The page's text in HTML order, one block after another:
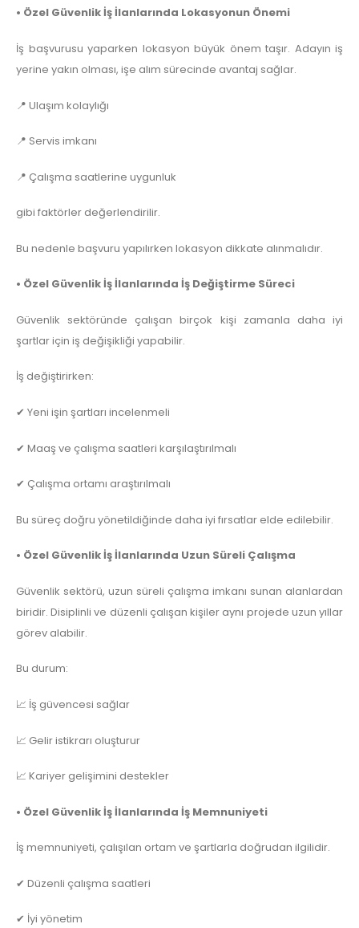
• Özel Güvenlik İş İlanlarında Lokasyonun Önemi
İş başvurusu yaparken lokasyon büyük önem taşır. Adayın iş
yerine yakın olması, işe alım sürecinde avantaj sağlar.
📍 Ulaşım kolaylığı
📍 Servis imkanı
📍 Çalışma saatlerine uygunluk
gibi faktörler değerlendirilir.
Bu nedenle başvuru yapılırken lokasyon dikkate alınmalıdır.
• Özel Güvenlik İş İlanlarında İş Değiştirme Süreci
Güvenlik sektöründe çalışan birçok kişi zamanla daha iyi
şartlar için iş değişikliği yapabilir.
İş değiştirirken:
✔ Yeni işin şartları incelenmeli
✔ Maaş ve çalışma saatleri karşılaştırılmalı
✔ Çalışma ortamı araştırılmalı
Bu süreç doğru yönetildiğinde daha iyi fırsatlar elde edilebilir.
• Özel Güvenlik İş İlanlarında Uzun Süreli Çalışma
Güvenlik sektörü, uzun süreli çalışma imkanı sunan alanlardan
biridir. Disiplinli ve düzenli çalışan kişiler aynı projede uzun yıllar
görev alabilir.
Bu durum:
📈 İş güvencesi sağlar
📈 Gelir istikrarı oluşturur
📈 Kariyer gelişimini destekler
• Özel Güvenlik İş İlanlarında İş Memnuniyeti
İş memnuniyeti, çalışılan ortam ve şartlarla doğrudan ilgilidir.
✔ Düzenli çalışma saatleri
✔ İyi yönetim